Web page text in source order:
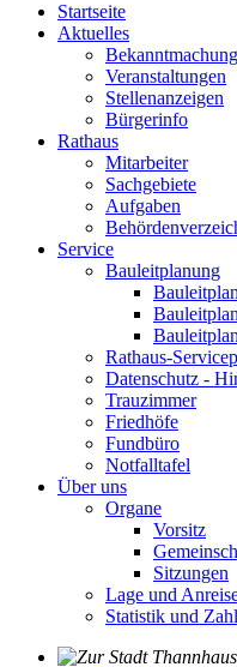
Startseite
Aktuelles
Veranstaltungen
Stellenanzeigen
Bürgerinfo
Rathaus
Mitarbeiter
Sachgebiete
Aufgaben
Service
Bauleitplanung
Rathaus-
Datenschutz -
Trauzimmer
Friedhöfe
Fundbüro
Notfalltafel
Über uns
Organe
Vorsitz
Sitzungen
Lage und
Statistik und